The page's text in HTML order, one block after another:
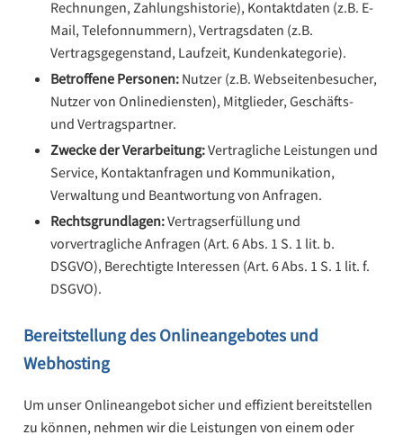
Rechnungen, Zahlungshistorie), Kontaktdaten (z.B. E-
Mail, Telefonnummern), Vertragsdaten (z.B.
Vertragsgegenstand, Laufzeit, Kundenkategorie).
Betroffene Personen:Nutzer (z.B. Webseitenbesucher,
Nutzer von Onlinediensten), Mitglieder, Geschäfts-
und Vertragspartner.
Zwecke der Verarbeitung:Vertragliche Leistungen und
Service, Kontaktanfragen und Kommunikation,
Verwaltung und Beantwortung von Anfragen.
Rechtsgrundlagen:Vertragserfüllung und
vorvertragliche Anfragen (Art. 6 Abs. 1 S. 1 lit. b.
DSGVO), Berechtigte Interessen (Art. 6 Abs. 1 S. 1 lit. f.
DSGVO).
Bereitstellung des Onlineangebotes und
Webhosting
Um unser Onlineangebot sicher und effizient bereitstellen
zu können, nehmen wir die Leistungen von einem oder